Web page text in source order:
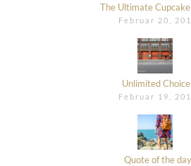
The Ultimate
Februar 20,
Unlimited
Februar 19,
Quote of the day